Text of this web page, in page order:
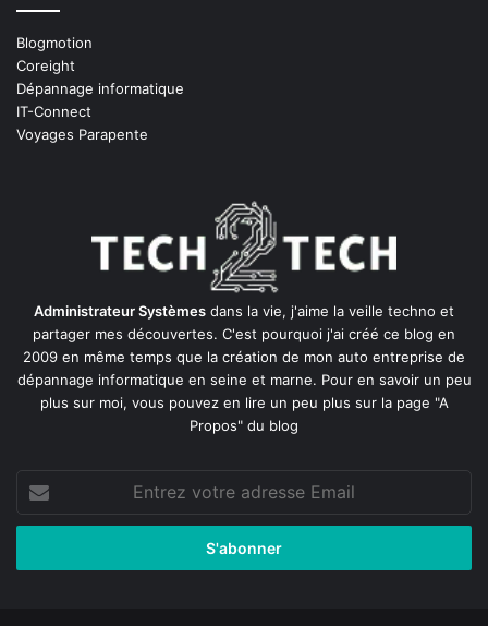
Blogmotion
Coreight
Dépannage informatique
IT-Connect
Voyages Parapente
Administrateur Systèmes dans la vie, j'aime la veille techno et
partager mes découvertes. C'est pourquoi j'ai créé ce blog en
2009 en même temps que la création de mon auto entreprise de
dépannage informatique en seine et marne. Pour en savoir un peu
plus sur moi, vous pouvez en lire un peu plus sur la page "A
Propos" du blog
votre
adresse